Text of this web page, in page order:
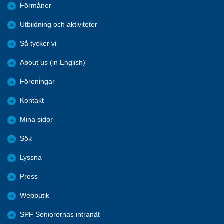
Förmåner
Utbildning och aktiviteter
Så tycker vi
About us (in English)
Föreningar
Kontakt
Mina sidor
Sök
Lyssna
Press
Webbutik
SPF Seniorernas intranät